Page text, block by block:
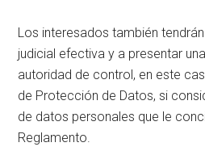
Los interesados también
judicial efectiva y a presentar
autoridad de control, en este
de Protección de Datos, si
de datos personales que le
Reglamento.